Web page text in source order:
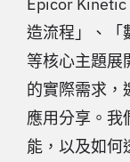
Epicor
造流程」、「
等核心主題展
的實際需求，
應用分享。我
能，以及如何